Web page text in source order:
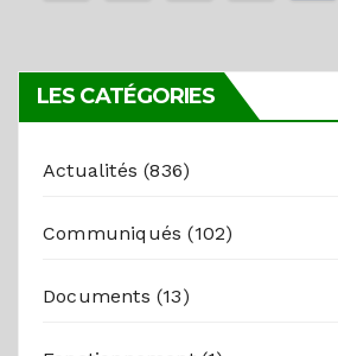
publications
LES CATÉGORIES
Actualités (836)
Communiqués (102)
Documents (13)